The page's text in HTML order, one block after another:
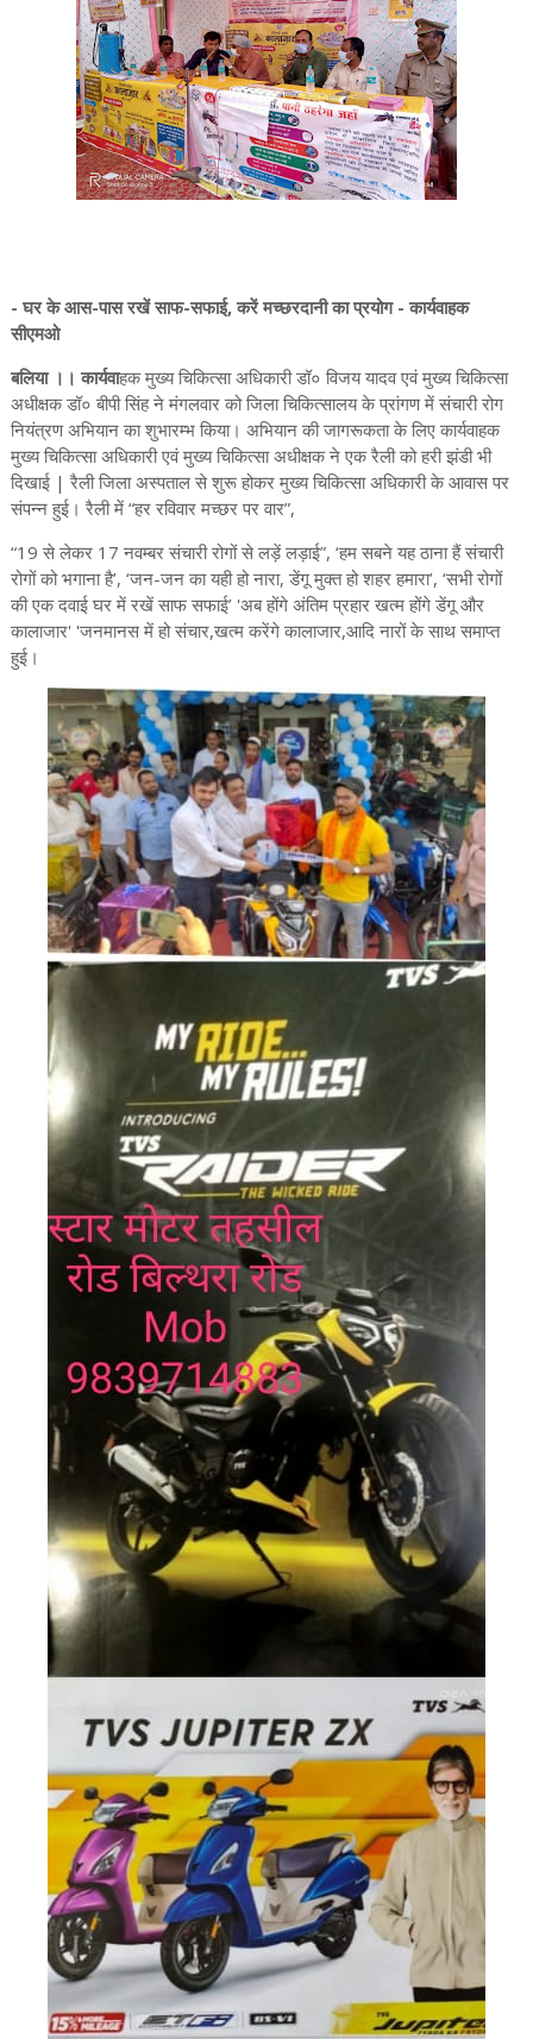
- घर के आस-पास रखें साफ-सफाई, करें मच्छरदानी का प्रयोग - कार्यवाहक
सीएमओ
बलिया ।। कार्यवाहक मुख्य चिकित्सा अधिकारी डॉ० विजय यादव एवं मुख्य चिकित्सा
अधीक्षक डॉ० बीपी सिंह ने मंगलवार को जिला चिकित्सालय के प्रांगण में संचारी रोग
नियंत्रण अभियान का शुभारम्भ किया। अभियान की जागरूकता के लिए कार्यवाहक
मुख्य चिकित्सा अधिकारी एवं मुख्य चिकित्सा अधीक्षक ने एक रैली को हरी झंडी भी
दिखाई | रैली जिला अस्पताल से शुरू होकर मुख्य चिकित्सा अधिकारी के आवास पर
संपन्न हुई। रैली में “हर रविवार मच्छर पर वार”,
“19 से लेकर 17 नवम्बर संचारी रोगों से लड़ें लड़ाई”, ‘हम सबने यह ठाना हैं संचारी
रोगों को भगाना है’, ‘जन-जन का यही हो नारा, डेंगू मुक्त हो शहर हमारा’, ‘सभी रोगों
की एक दवाई घर में रखें साफ सफाई’ 'अब होंगे अंतिम प्रहार खत्म होंगे डेंगू और
कालाजार' 'जनमानस में हो संचार,खत्म करेंगे कालाजार,आदि नारों के साथ समाप्त
हुई।